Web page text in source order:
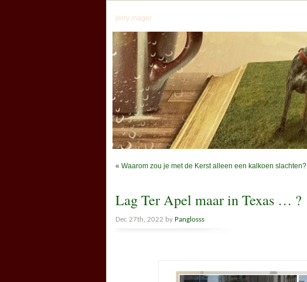
jerry mager
« Waarom zou je met de Kerst alleen een kalkoen slachten?
Lag Ter Apel maar in Texas … ?
Dec 27th, 2022 by Panglosss